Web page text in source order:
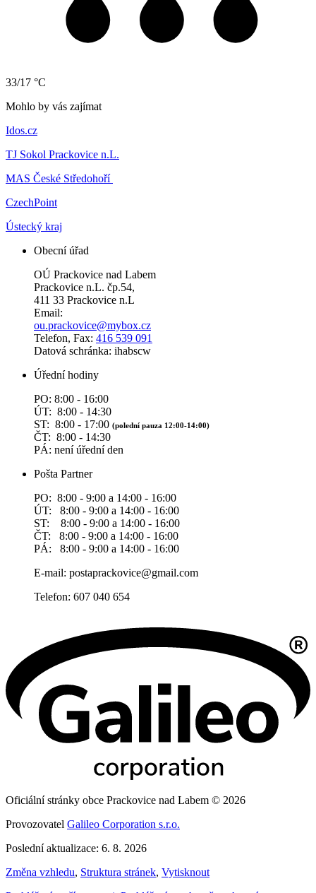
33/17 °C
Mohlo by vás zajímat
Idos.cz
TJ Sokol Prackovice n.L.
MAS České Středohoří
CzechPoint
Ústecký kraj
Obecní úřad
OÚ Prackovice nad Labem
Prackovice n.L. čp.54,
411 33 Prackovice n.L
Email:
ou.prackovice@mybox.cz
Telefon, Fax: 416 539 091
Datová schránka: ihabscw
Úřední hodiny
PO: 8:00 - 16:00
ÚT: 8:00 - 14:30
ST: 8:00 - 17:00 (polední pauza 12:00-14:00)
ČT: 8:00 - 14:30
PÁ: není úřední den
Pošta Partner
PO: 8:00 - 9:00 a 14:00 - 16:00
ÚT: 8:00 - 9:00 a 14:00 - 16:00
ST: 8:00 - 9:00 a 14:00 - 16:00
ČT: 8:00 - 9:00 a 14:00 - 16:00
PÁ: 8:00 - 9:00 a 14:00 - 16:00
E-mail: postaprackovice@gmail.com
Telefon: 607 040 654
Oficiální stránky obce Prackovice nad Labem © 2026
Provozovatel Galileo Corporation s.r.o.
Poslední aktualizace: 6. 8. 2026
Změna vzhledu, Struktura stránek, Vytisknout